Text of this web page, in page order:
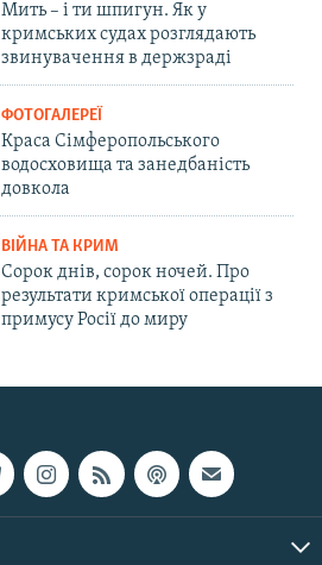
Мить – і ти шпигун. Як у
кримських судах розглядають
звинувачення в держзраді
ФОТОГАЛЕРЕЇ
Краса Сімферопольського
водосховища та занедбаність
довкола
ВІЙНА ТА КРИМ
Сорок днів, сорок ночей. Про
результати кримської операції з
примусу Росії до миру